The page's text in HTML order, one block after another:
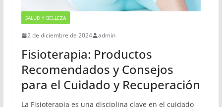
SALUD Y BELLEZA
2 de diciembre de 2024 admin
Fisioterapia: Productos
Recomendados y Consejos
para el Cuidado y Recuperación
La Fisioterapia es una disciplina clave en el cuidado